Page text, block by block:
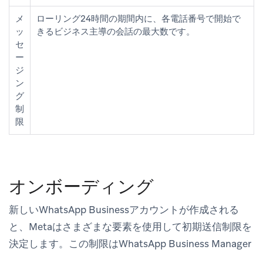
メ
ッ
セ
ー
ジ
ン
グ
制
限
ローリング24時間の期間内に、各電話番号で開始で
きるビジネス主導の会話の最大数です。
オンボーディング
新しいWhatsApp Businessアカウントが作成される
と、Metaはさまざまな要素を使用して初期送信制限を
決定します。この制限はWhatsApp Business Manager